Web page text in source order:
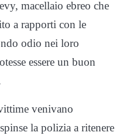
macellaio ebreo che
a rapporti con le
odio nei loro
essere un buon
venivano
la polizia a ritenere